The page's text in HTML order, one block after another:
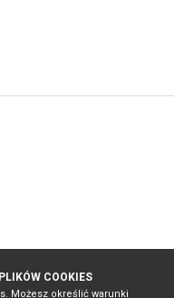
COOKIES
Możesz określić warunki